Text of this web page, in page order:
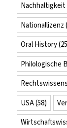
Nachhaltigkeit
Nationallizenz
Oral History
Philologische
USA(58)